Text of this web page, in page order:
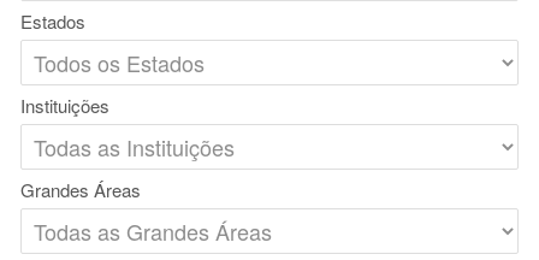
Estados
Instituições
Grandes Áreas